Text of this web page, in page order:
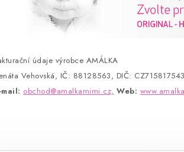
údaje výrobce AMÁLKA
Vehovská, IČ: 88128563, DIČ:
mail: obchod@amalkamimi.cz, Web: